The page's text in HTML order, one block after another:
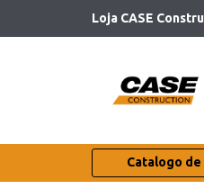
Loja CASE
Catalogo de